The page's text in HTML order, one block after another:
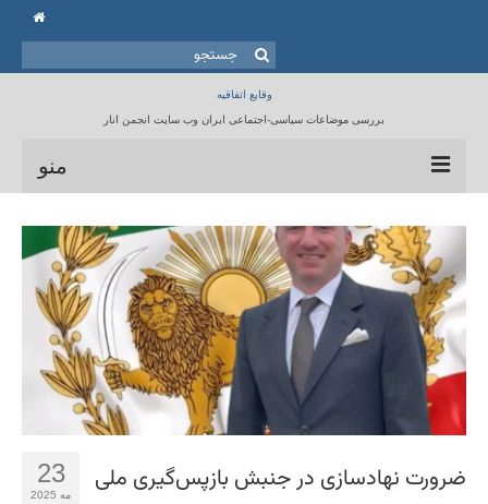
جستجو
برای:
وقایع اتفاقیه
بررسی موضاعات سیاسی-اجتماعی ایران وب سایت انجمن انار
منو
خانه
انجمن انار
مقالات
برنامه ها
کتابخانه
23
مه 2025
ضرورت نهادسازی در جنبش بازپس‌گیری ملی